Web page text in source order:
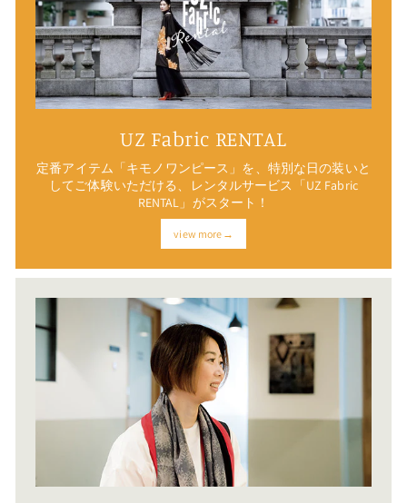
UZ Fabric RENTAL
定番アイテム「キモノワンピース」を、特別な日の装いと
してご体験いただける、レンタルサービス「UZ Fabric
RENTAL」がスタート！
view more→